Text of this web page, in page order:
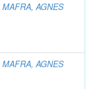
MAFRA, AGNES
MAFRA, AGNES